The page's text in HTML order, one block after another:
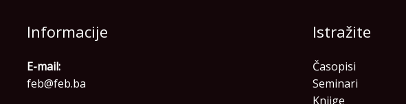
Informacije
E-mail:
feb@feb.ba
Istražite
Časopisi
Seminari
Knjige